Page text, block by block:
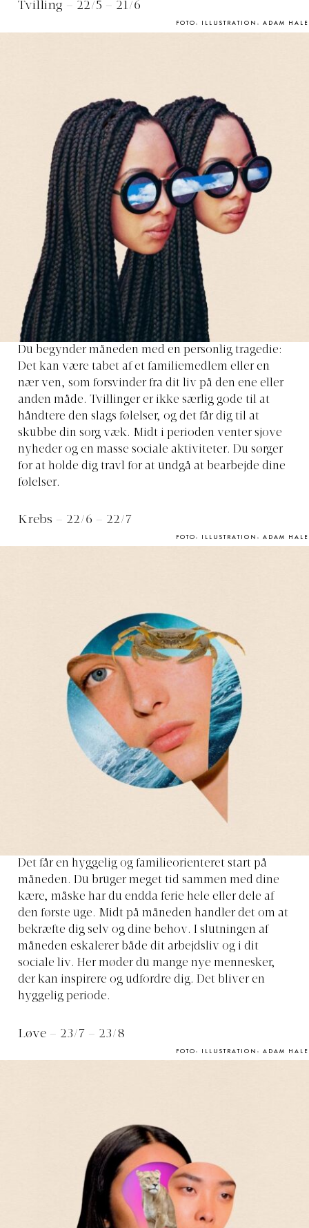
Tvilling – 22/5 – 21/6
FOTO: ILLUSTRATION: ADAM HALE
Du begynder måneden med en personlig tragedie:
Det kan være tabet af et familiemedlem eller en
nær ven, som forsvinder fra dit liv på den ene eller
anden måde. Tvillinger er ikke særlig gode til at
håndtere den slags følelser, og det får dig til at
skubbe din sorg væk. Midt i perioden venter sjove
nyheder og en masse sociale aktiviteter. Du sørger
for at holde dig travl for at undgå at bearbejde dine
følelser.
Krebs – 22/6 – 22/7
FOTO: ILLUSTRATION: ADAM HALE
Det får en hyggelig og familieorienteret start på
måneden. Du bruger meget tid sammen med dine
kære, måske har du endda ferie hele eller dele af
den første uge. Midt på måneden handler det om at
bekræfte dig selv og dine behov. I slutningen af ​​
måneden eskalerer både dit arbejdsliv og i dit
sociale liv. Her møder du mange nye mennesker,
der kan inspirere og udfordre dig. Det bliver en
hyggelig periode.
Løve – 23/7 – 23/8
FOTO: ILLUSTRATION: ADAM HALE